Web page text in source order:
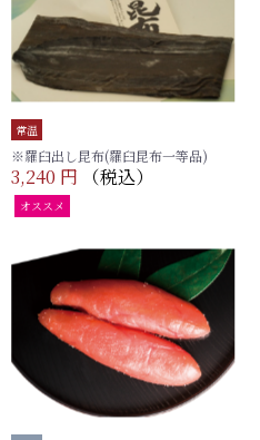
常温
※羅臼出し昆布(羅臼昆布一等品)
3,240 円 （税込）
オススメ